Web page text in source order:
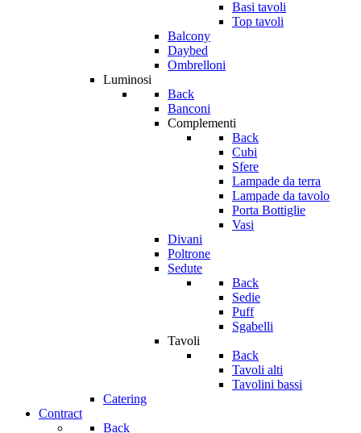
Basi tavoli
Top tavoli
Balcony
Daybed
Ombrelloni
Luminosi
Back
Banconi
Complementi
Back
Cubi
Sfere
Lampade da terra
Lampade da tavolo
Porta Bottiglie
Vasi
Divani
Poltrone
Sedute
Back
Sedie
Puff
Sgabelli
Tavoli
Back
Tavoli alti
Tavolini bassi
Catering
Contract
Back